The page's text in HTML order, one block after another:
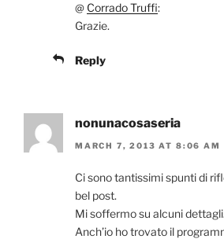
@ Corrado Truffi:
Grazie.
Reply
nonunacosaseria
MARCH 7, 2013 AT 8:06 AM
Ci sono tantissimi spunti di
bel post.
Mi soffermo su alcuni dettagli.
Anch’io ho trovato il